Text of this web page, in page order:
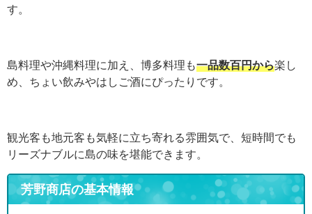
す。
島料理や沖縄料理に加え、博多料理も一品数百円から楽し
め、ちょい飲みやはしご酒にぴったりです。
観光客も地元客も気軽に立ち寄れる雰囲気で、短時間でも
リーズナブルに島の味を堪能できます。
芳野商店の基本情報